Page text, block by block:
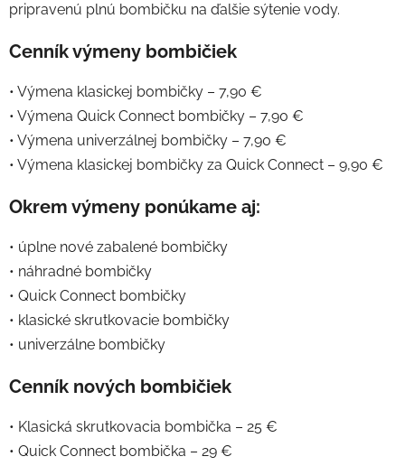
pripravenú plnú bombičku na ďalšie sýtenie vody.
Cenník výmeny bombičiek
• Výmena klasickej bombičky – 7,90 €
• Výmena Quick Connect bombičky – 7,90 €
• Výmena univerzálnej bombičky – 7,90 €
• Výmena klasickej bombičky za Quick Connect – 9,90 €
Okrem výmeny ponúkame aj:
• úplne nové zabalené bombičky
• náhradné bombičky
• Quick Connect bombičky
• klasické skrutkovacie bombičky
• univerzálne bombičky
Cenník nových bombičiek
• Klasická skrutkovacia bombička – 25 €
• Quick Connect bombička – 29 €